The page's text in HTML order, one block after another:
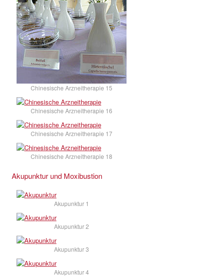
Chinesische Arzneitherapie 15
Chinesische Arzneitherapie 16
Chinesische Arzneitherapie 17
Chinesische Arzneitherapie 18
Akupunktur und Moxibustion
Akupunktur 1
Akupunktur 2
Akupunktur 3
Akupunktur 4